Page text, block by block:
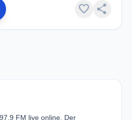
favorite share
FM live online. Der